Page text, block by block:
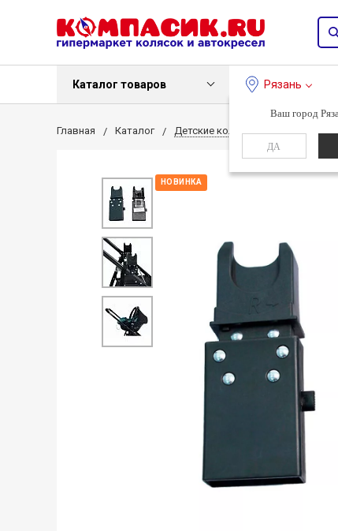
Каталог товаров Рязань
Ваш город
ДА
Главная Каталог Детские коляски Детские
НОВИНКА